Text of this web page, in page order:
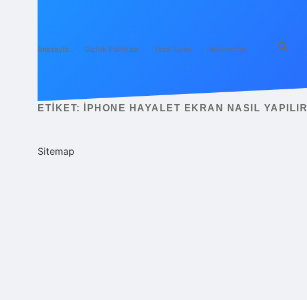
Anasayfa Gizlilik Politikası Yasal Uyarı Hakkımızda
ETIKET: IPHONE HAYALET EKRAN NASIL YAPILIR
Sitemap